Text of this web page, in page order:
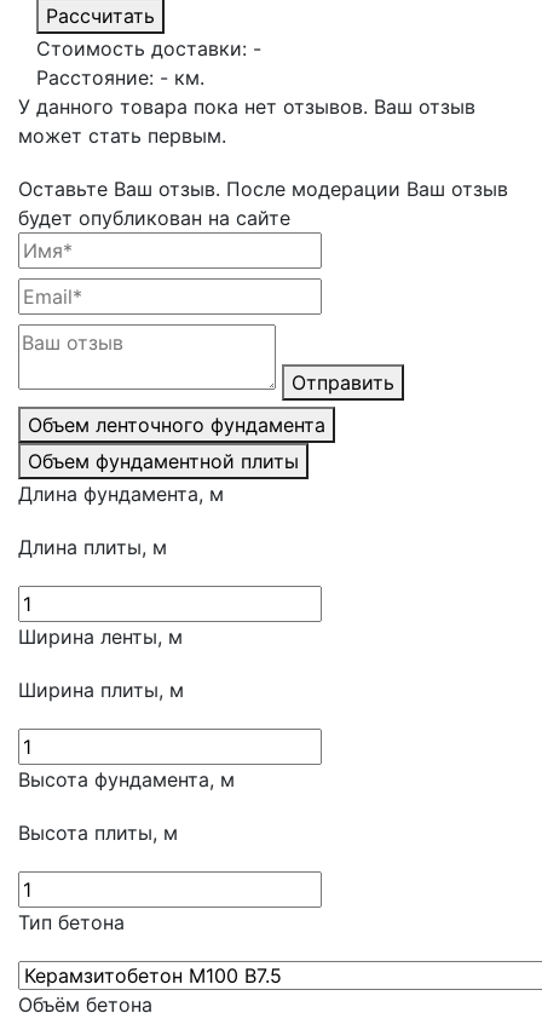
Рассчитать
Стоимость доставки: -
Расстояние: - км.
У данного товара пока нет отзывов. Ваш отзыв
может стать первым.
Оставьте Ваш отзыв. После модерации Ваш отзыв
будет опубликован на сайте
Отправить
Объем ленточного фундамента
Объем фундаментной плиты
Длина фундамента, м
Длина плиты, м
Ширина ленты, м
Ширина плиты, м
Высота фундамента, м
Высота плиты, м
Тип бетона
Объём бетона